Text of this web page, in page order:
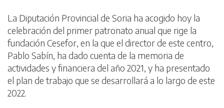
La Diputación Provincial de Soria ha acogido hoy la
celebración del primer patronato anual que rige la
fundación Cesefor, en la que el director de este centro,
Pablo Sabín, ha dado cuenta de la memoria de
actividades y financiera del año 2021, y ha presentado
el plan de trabajo que se desarrollará a lo largo de este
2022.